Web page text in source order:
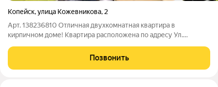
Копейск,улица Кожевникова, 2
Арт. 138236810 Отличная двухкомнатная квартира в
кирпичном доме! Квартира расположена по адресу Ул.
двухкомнатная квартира общей площадью 55 кв.м. В квартире
выполнен качественный ремонт - это позволяет
Позвонить